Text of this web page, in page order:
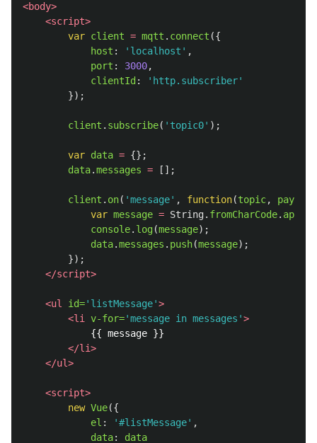
<body>
<script>
var client = mqtt . connect ({
host : ' localhost ' ,
port : 3000,
clientId : ' http.subscriber'
});
client . subscribe( ' topic0' );
var data = {};
data.messages = [];
client . on( 'message' , function(topic,
payload
var message = String. fromCharCode. apply
console. log(message);
data.messages . push(message);
});
</script>
<ul id='listMessage'>
<li
v-for='message in messages'>
            {{ message }}
</li>
</ul>
<script>
new Vue({
el : '#listMessage' ,
data: data